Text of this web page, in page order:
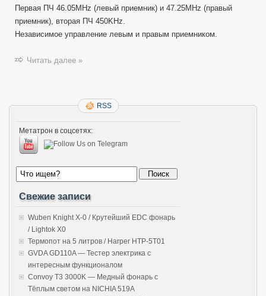
Первая ПЧ 46.05MHz (левый приемник) и 47.25MHz (правый
приемник), вторая ПЧ 450KHz.
Независимое управление левым и правым приемником.
Читать далее »
RSS
Метатрон в соцсетях:
Свежие записи
Wuben Knight X-0 / Крутейший EDC фонарь
/ Lightok X0
Термопот на 5 литров / Harper HTP-5T01
GVDA GD110A — Тестер электрика с
интересным функционалом
Convoy T3 3000K — Медный фонарь с
Тёплым светом на NICHIA 519A